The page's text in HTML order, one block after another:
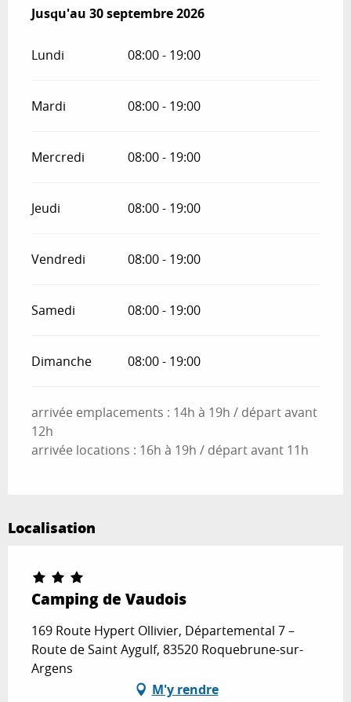
Du25 avril 2026au30 septembre 2026
Jusqu'au 30 septembre 2026
Lundi 08:00 - 19:00
Mardi 08:00 - 19:00
Mercredi 08:00 - 19:00
Jeudi 08:00 - 19:00
Vendredi 08:00 - 19:00
Samedi 08:00 - 19:00
Dimanche 08:00 - 19:00
arrivée emplacements : 14h à 19h / départ avant
12h
arrivée locations : 16h à 19h / départ avant 11h
Localisation
Camping de Vaudois
169 Route Hypert Ollivier, Départemental 7 –
Route de Saint Aygulf, 83520 Roquebrune-sur-
Argens
M'y rendre